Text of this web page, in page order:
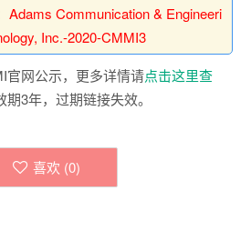
Adams Communication & Engineeri
Inc.-2020-CMMI3
官网公示，更多详情请点击这里查
3年，过期链接失效。
喜欢 (0)